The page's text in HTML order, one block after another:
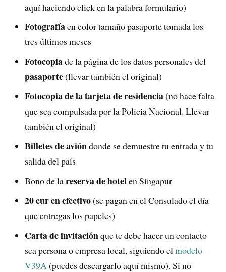
aquí haciendo click en la palabra formulario)
Fotografíaen color tamaño pasaporte tomada los
tres últimos meses
Fotocopiade la página de los datos personales del
pasaporte(llevar también el original)
Fotocopia de la tarjeta de residencia(no hace falta
que sea compulsada por la Policia Nacional. Llevar
también el original)
Billetes de avióndonde se demuestre tu entrada y tu
salida del país
Bono de lareserva de hotelen Singapur
20 eur en efectivo(se pagan en el Consulado el día
que entregas los papeles)
Carta de invitaciónque te debe hacer un contacto
sea persona o empresa local, siguiendo elmodelo
V39A(puedes descargarlo aquí mismo). Si no